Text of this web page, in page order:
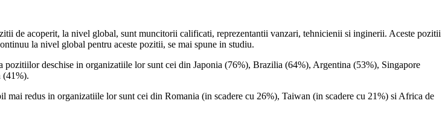
de acoperit, la nivel global, sunt muncitorii calificati, reprezentantii vanzari, tehnicienii si inginerii. Aceste pozitii
la nivel global pentru aceste pozitii, se mai spune in studiu.
deschise in organizatiile lor sunt cei din Japonia (76%), Brazilia (64%), Argentina (53%), Singapore
(41%).
mai redus in organizatiile lor sunt cei din Romania (in scadere cu 26%), Taiwan (in scadere cu 21%) si Africa de